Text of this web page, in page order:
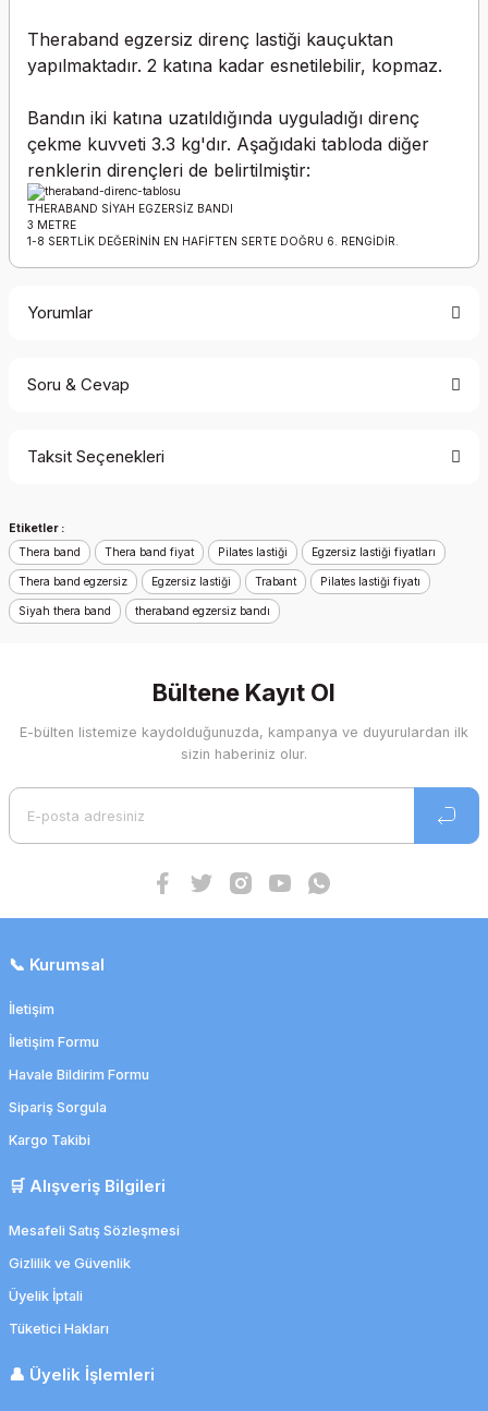
Theraband egzersiz direnç lastiği kauçuktan
yapılmaktadır. 2 katına kadar esnetilebilir, kopmaz.
Bandın iki katına uzatıldığında uyguladığı direnç
çekme kuvveti 3.3 kg'dır. Aşağıdaki tabloda diğer
renklerin dirençleri de belirtilmiştir:
THERABAND SİYAH EGZERSİZ BANDI
3 METRE
1-8 SERTLİK DEĞERİNİN EN HAFİFTEN SERTE DOĞRU 6. RENGİDİR.
Yorumlar
Soru & Cevap
Soru Sor
Taksit Seçenekleri
Etiketler :
Thera band
Thera band fiyat Pilates lastiği Egzersiz lastiği fiyatları
Thera band egzersiz Egzersiz lastiği Trabant Pilates lastiği fiyatı
Siyah thera band theraband egzersiz bandı
Bültene Kayıt Ol
E-bülten listemize kaydolduğunuzda, kampanya ve duyurulardan ilk
sizin haberiniz olur.
📞 Kurumsal
İletişim
İletişim Formu
Havale Bildirim Formu
Sipariş Sorgula
Kargo Takibi
🛒 Alışveriş Bilgileri
Mesafeli Satış Sözleşmesi
Gizlilik ve Güvenlik
Üyelik İptali
Tüketici Hakları
👤 Üyelik İşlemleri